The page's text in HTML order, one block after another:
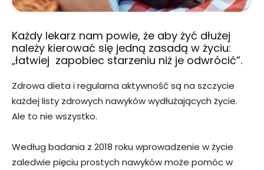
Każdy lekarz nam powie, że aby żyć dłużej
należy kierować się jedną zasadą w życiu:
„łatwiej zapobiec starzeniu niż je odwrócić”.
Zdrowa dieta i regularna aktywność są na szczycie
każdej listy zdrowych nawyków wydłużających życie.
Ale to nie wszystko.
Według badania z 2018 roku wprowadzenie w życie
zaledwie pięciu prostych nawyków może pomóc w